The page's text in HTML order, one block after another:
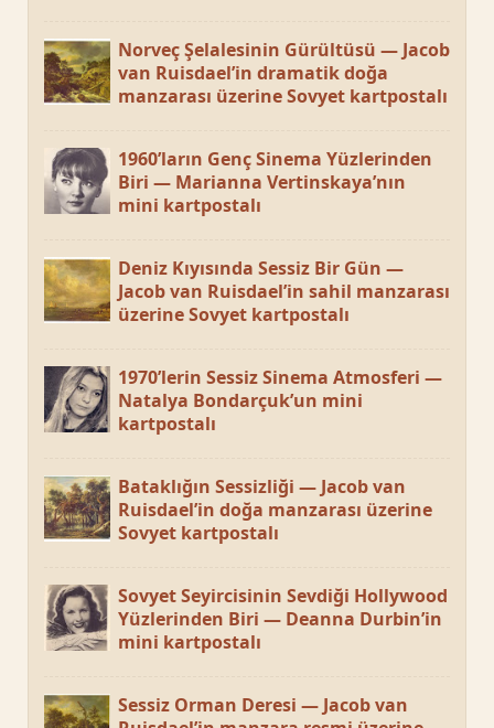
Norveç Şelalesinin Gürültüsü — Jacob
van Ruisdael’in dramatik doğa
manzarası üzerine Sovyet kartpostalı
1960’ların Genç Sinema Yüzlerinden
Biri — Marianna Vertinskaya’nın
mini kartpostalı
Deniz Kıyısında Sessiz Bir Gün —
Jacob van Ruisdael’in sahil manzarası
üzerine Sovyet kartpostalı
1970’lerin Sessiz Sinema Atmosferi —
Natalya Bondarçuk’un mini
kartpostalı
Bataklığın Sessizliği — Jacob van
Ruisdael’in doğa manzarası üzerine
Sovyet kartpostalı
Sovyet Seyircisinin Sevdiği Hollywood
Yüzlerinden Biri — Deanna Durbin’in
mini kartpostalı
Sessiz Orman Deresi — Jacob van